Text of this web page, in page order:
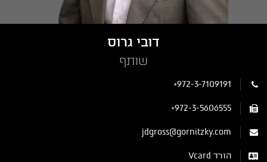
דובי גרוס
שותף
+972-3-7109191
+972-3-5606555
jdgross@gornitzky.com
הורד Vcard